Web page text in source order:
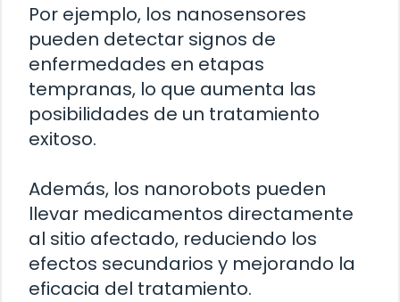
Por ejemplo, los nanosensores
pueden detectar signos de
enfermedades en etapas
tempranas, lo que aumenta las
posibilidades de un tratamiento
exitoso.
Además, los nanorobots pueden
llevar medicamentos directamente
al sitio afectado, reduciendo los
efectos secundarios y mejorando la
eficacia del tratamiento.